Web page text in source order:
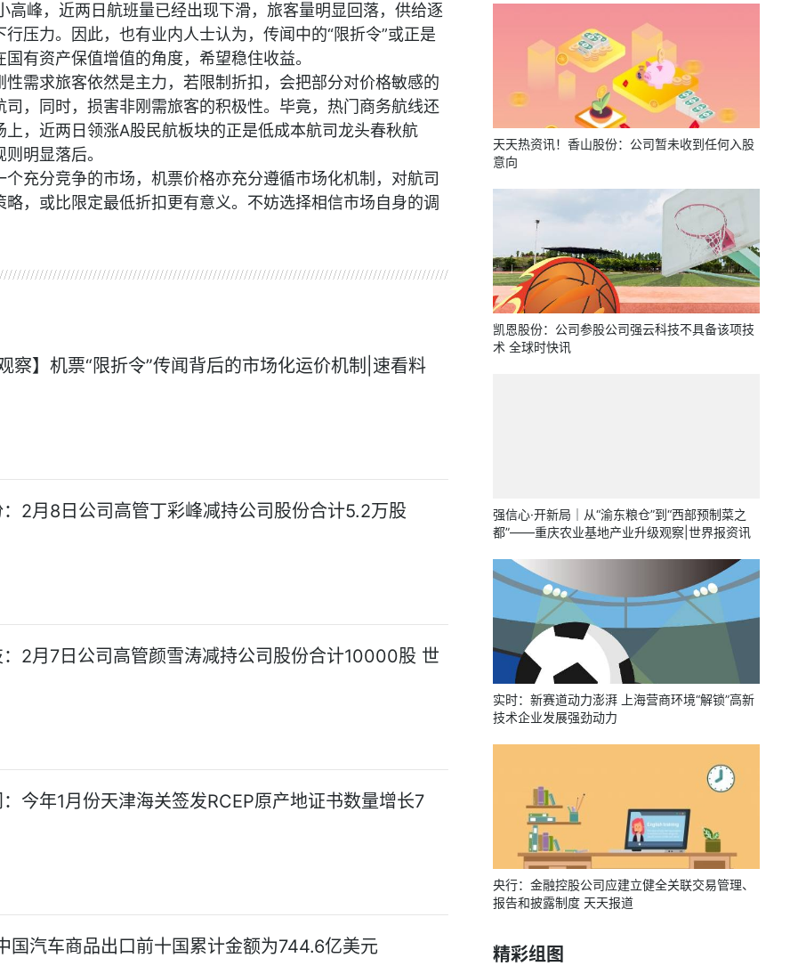
高峰，近两日航班量已经出现下滑，旅客量明显回落，供给逐
压力。因此，也有业内人士认为，传闻中的“限折令”或正是
有资产保值增值的角度，希望稳住收益。
需求旅客依然是主力，若限制折扣，会把部分对价格敏感的
司，同时，损害非刚需旅客的积极性。毕竟，热门商务航线还
，近两日领涨A股民航板块的正是低成本航司龙头春秋航
明显落后。
充分竞争的市场，机票价格亦充分遵循市场化机制，对航司
，或比限定最低折扣更有意义。不妨选择相信市场自身的调
察】机票“限折令”传闻背后的市场化运价机制|速看料
2月8日公司高管丁彩峰减持公司股份合计5.2万股
2月7日公司高管颜雪涛减持公司股份合计10000股 世
今年1月份天津海关签发RCEP原产地证书数量增长7
国汽车商品出口前十国累计金额为744.6亿美元
天天热资讯！香山股份：公司暂未收到任何入股
意向
凯恩股份：公司参股公司强云科技不具备该项技
术 全球时快讯
强信心·开新局｜从“渝东粮仓”到“西部预制菜之
都”——重庆农业基地产业升级观察|世界报资讯
实时：新赛道动力澎湃 上海营商环境“解锁”高新
技术企业发展强劲动力
央行：金融控股公司应建立健全关联交易管理、
报告和披露制度 天天报道
精彩组图